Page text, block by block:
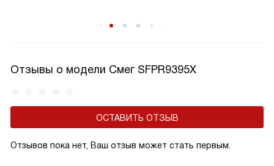
Отзывы о модели Смег SFPR9395X
ОСТАВИТЬ ОТЗЫВ
Отзывов пока нет, Ваш отзыв может стать первым.